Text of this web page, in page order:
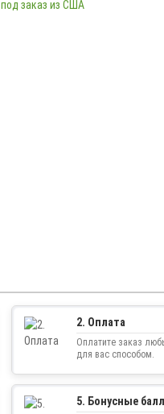
2. Оплата
Оплатите заказ
для вас способом.
5. Бонусные